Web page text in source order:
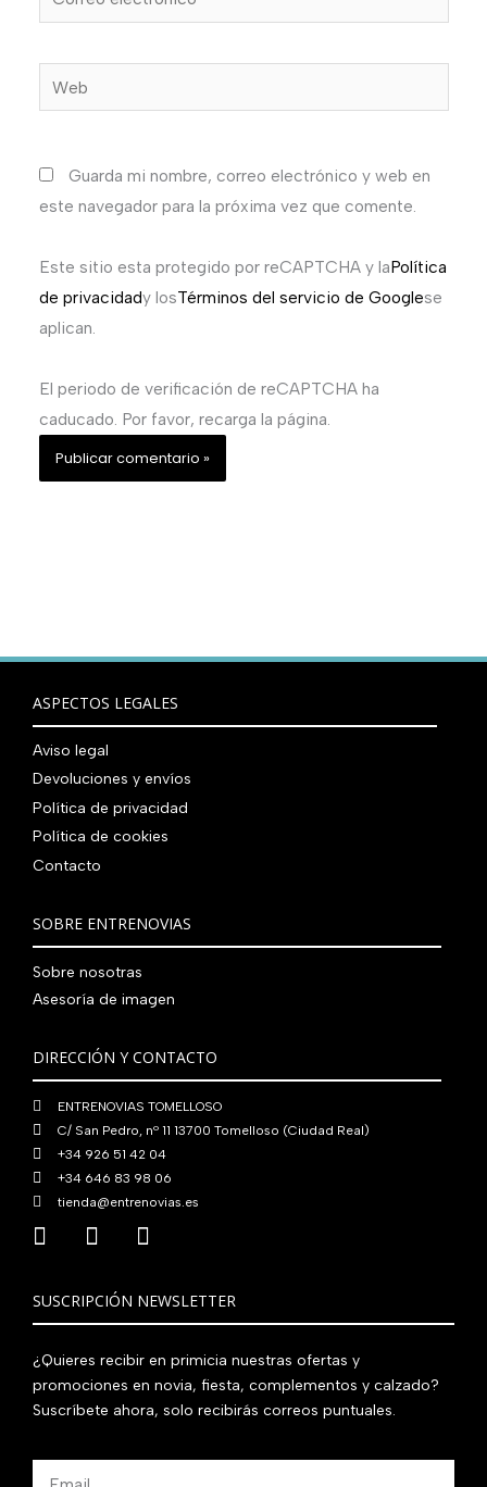
electrónico*
Web
Guarda mi nombre, correo electrónico y web en
este navegador para la próxima vez que comente.
Este sitio esta protegido por reCAPTCHA y laPolítica
de privacidady losTérminos del servicio de Googlese
aplican.
El periodo de verificación de reCAPTCHA ha
caducado. Por favor, recarga la página.
ASPECTOS LEGALES
Aviso legal
Devoluciones y envíos
Política de privacidad
Política de cookies
Contacto
SOBRE ENTRENOVIAS
Sobre nosotras
Asesoría de imagen
DIRECCIÓN Y CONTACTO
ENTRENOVIAS TOMELLOSO
C/ San Pedro, nº 11 13700 Tomelloso (Ciudad Real)
+34 926 51 42 04
+34 646 83 98 06
tienda@entrenovias.es
SUSCRIPCIÓN NEWSLETTER
¿Quieres recibir en primicia nuestras ofertas y
promociones en novia, fiesta, complementos y calzado?
Suscríbete ahora, solo recibirás correos puntuales.